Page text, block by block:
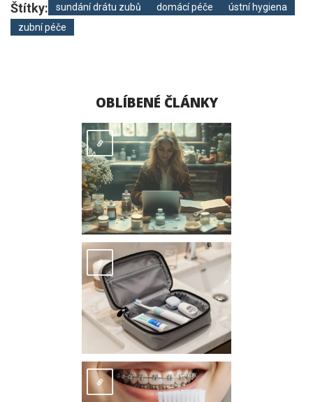
Štítky: sundání drátu zubů domácí péče
ústní hygiena
zubní péče
OBLÍBENÉ ČLÁNKY